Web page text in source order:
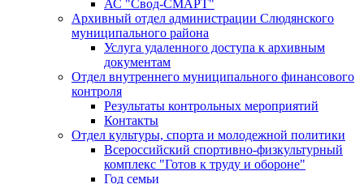
АС "Свод-СМАРТ"
Архивный отдел администрации Слюдянского
муниципального района
Услуга удаленного доступа к архивным
документам
Отдел внутреннего муниципального финансового
контроля
Результаты контрольных мероприятий
Контакты
Отдел культуры, спорта и молодежной политики
Всероссийский спортивно-физкультурный
комплекс "Готов к труду и обороне"
Год семьи